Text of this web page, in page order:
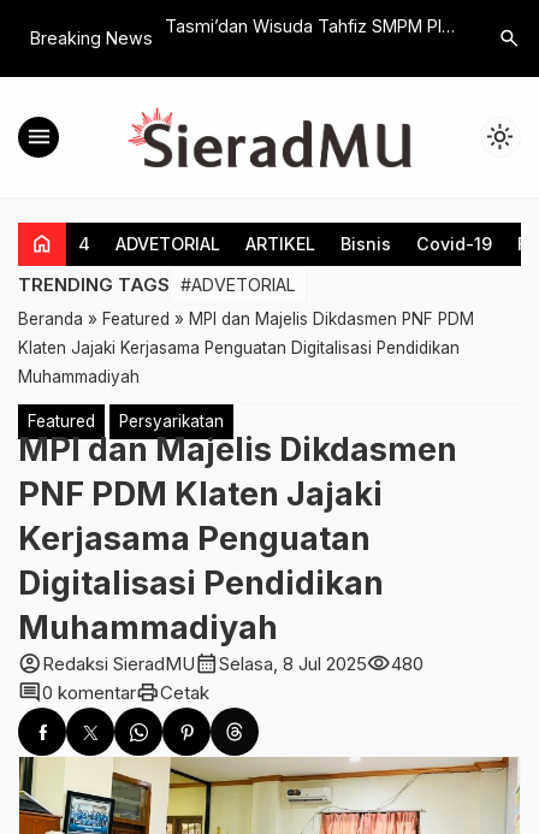
Breaking News
Bank Klaten
Tasmi’dan Wisuda Tahfiz SMPM Plus
Santri Bisa Hafal 7 Juz
BA di
search
menu light_mode
home 4 ADVETORIAL ARTIKEL Bisnis Covid-19
TRENDING TAGS #ADVETORIAL
Beranda » Featured » MPI dan Majelis Dikdasmen PNF PDM
Klaten Jajaki Kerjasama Penguatan Digitalisasi Pendidikan
Muhammadiyah
Featured Persyarikatan
MPI dan Majelis Dikdasmen
PNF PDM Klaten Jajaki
Kerjasama Penguatan
Digitalisasi Pendidikan
Muhammadiyah
account_circleRedaksi SieradMUcalendar_monthSelasa, 8 Jul 2025visibility480
comment0 komentarprintCetak